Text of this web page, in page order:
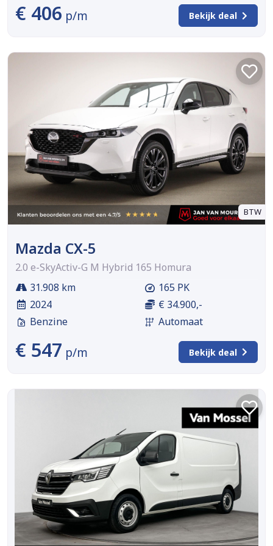
€ 406 p/m Bekijk deal
BTW
Mazda CX-5
2.0 e-SkyActiv-G M Hybrid 165 Homura
31.908 km
2024
Benzine
165 PK
€ 34.900,-
Automaat
€ 547 p/m Bekijk deal